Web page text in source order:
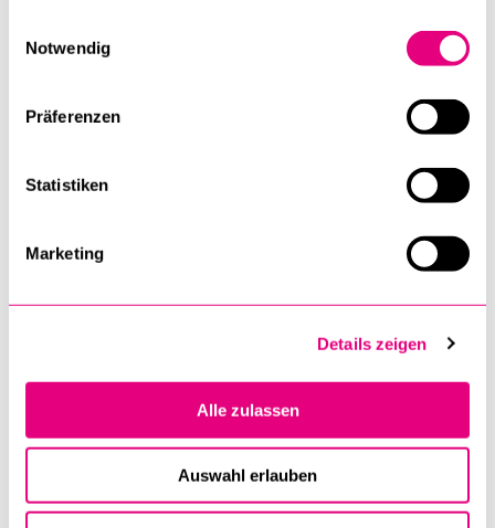
Notwendig
Präferenzen
Statistiken
Marketing
Details zeigen
Alle zulassen
Auswahl erlauben
Public Economics, Economic Policy and Regulation
Climate Politics
Angewandte Wirtschaftspolitik
Cycles, Growth and Development
Growth Theory
Economic History